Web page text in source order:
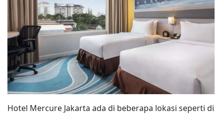
Hotel Mercure Jakarta ada di beberapa lokasi seperti di